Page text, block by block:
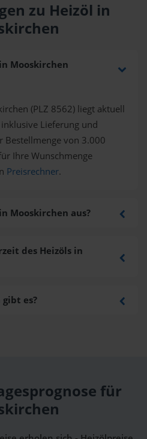
zu Heizöl in
Mooskirchen
(PLZ 8562) liegt aktuell
inklusive Lieferung und
Bestellmenge von 3.000
Ihre Wunschmenge
Preisrechner.
Mooskirchen aus?
des Heizöls in
es?
für